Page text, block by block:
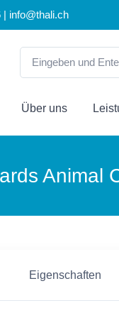
| info@thali.ch
Über uns
Animal
Eigenschaften